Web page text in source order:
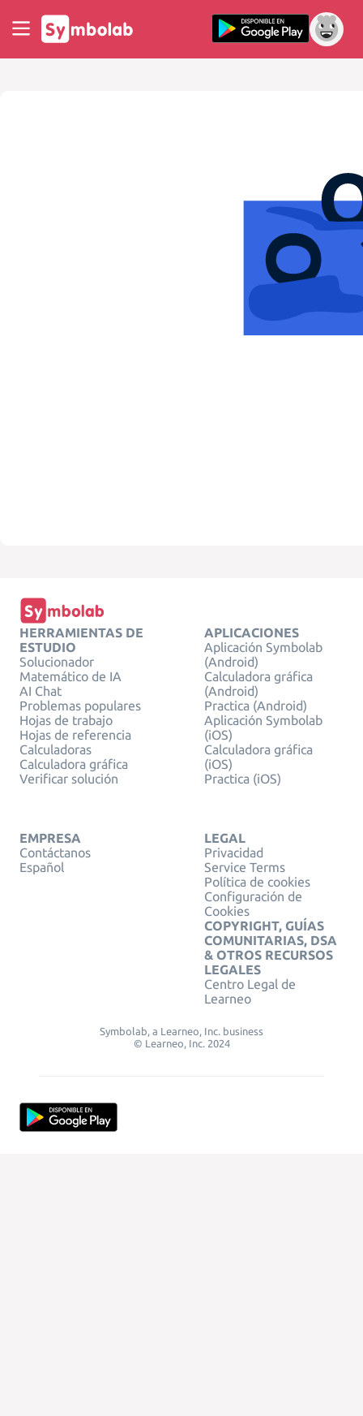
HERRAMIENTAS DE
ESTUDIO
Solucionador
Matemático de IA
AI Chat
Problemas populares
Hojas de trabajo
Hojas de referencia
Calculadoras
Calculadora gráfica
Verificar solución
APLICACIONES
Aplicación Symbolab
(Android)
Calculadora gráfica
(Android)
Practica (Android)
Aplicación Symbolab
(iOS)
Calculadora gráfica
(iOS)
Practica (iOS)
EMPRESA
Contáctanos
Español
LEGAL
Privacidad
Service Terms
Política de cookies
Configuración de
Cookies
COPYRIGHT, GUÍAS
COMUNITARIAS, DSA
& OTROS RECURSOS
LEGALES
Centro Legal de
Learneo
Symbolab, a Learneo, Inc. business
© Learneo, Inc. 2024